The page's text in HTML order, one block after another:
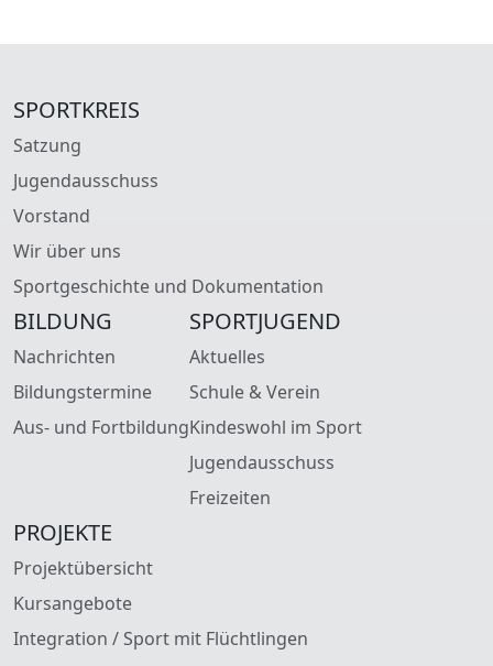
SPORTKREIS
Satzung
Jugendausschuss
Vorstand
Wir über uns
Sportgeschichte und Dokumentation
BILDUNG
Nachrichten
Bildungstermine
Aus- und Fortbildung
SPORTJUGEND
Aktuelles
Schule & Verein
Kindeswohl im Sport
Jugendausschuss
Freizeiten
PROJEKTE
Projektübersicht
Kursangebote
Integration / Sport mit Flüchtlingen